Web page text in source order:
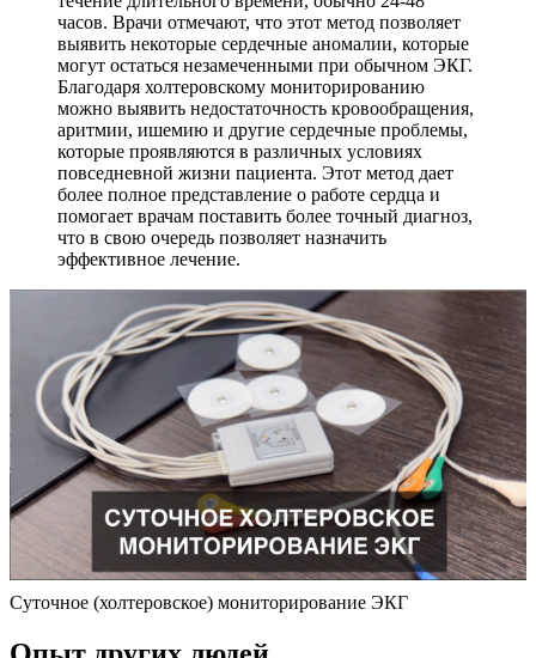
часов. Врачи отмечают, что этот метод позволяет
выявить некоторые сердечные аномалии, которые
могут остаться незамеченными при обычном ЭКГ.
Благодаря холтеровскому мониторированию
можно выявить недостаточность кровообращения,
аритмии, ишемию и другие сердечные проблемы,
которые проявляются в различных условиях
повседневной жизни пациента. Этот метод дает
более полное представление о работе сердца и
помогает врачам поставить более точный диагноз,
что в свою очередь позволяет назначить
эффективное лечение.
Суточное (холтеровское) мониторирование ЭКГ